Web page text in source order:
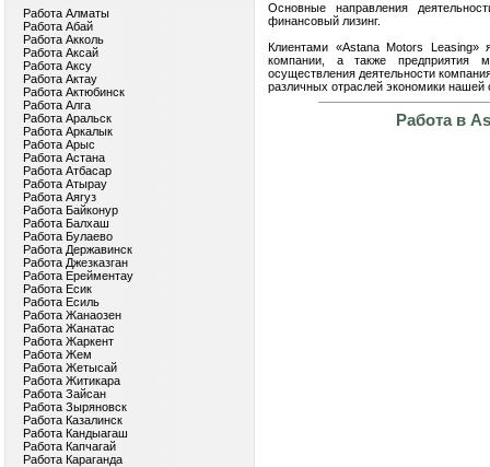
Работа Алматы
Работа Абай
Работа Акколь
Работа Аксай
Работа Аксу
Работа Актау
Работа Актюбинск
Работа Алга
Работа Аральск
Работа Аркалык
Работа Арыс
Работа Астана
Работа Атбасар
Работа Атырау
Работа Аягуз
Работа Байконур
Работа Балхаш
Работа Булаево
Работа Державинск
Работа Джезказган
Работа Ерейментау
Работа Есик
Работа Есиль
Работа Жанаозен
Работа Жанатас
Работа Жаркент
Работа Жем
Работа Жетысай
Работа Житикара
Работа Зайсан
Работа Зыряновск
Работа Казалинск
Работа Кандыагаш
Работа Капчагай
Работа Караганда
Основные направления
финансовый лизинг.
Клиентами «Astana Motors Leasing»
компании, а также предприятия
осуществления деятельности
различных отраслей экономики нашей
Работа в